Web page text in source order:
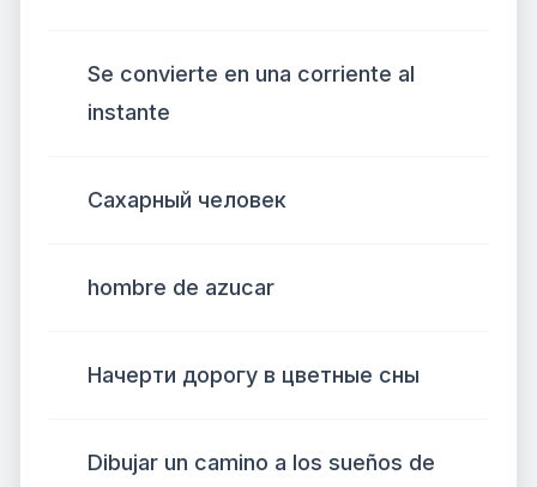
Se convierte en una corriente al
instante
Сахарный человек
hombre de azucar
Начерти дорогу в цветные сны
Dibujar un camino a los sueños de